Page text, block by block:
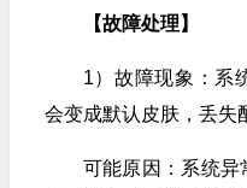
【故障处理】
1）故障现象：系
会变成默认皮肤，丢失
可能原因：系统异